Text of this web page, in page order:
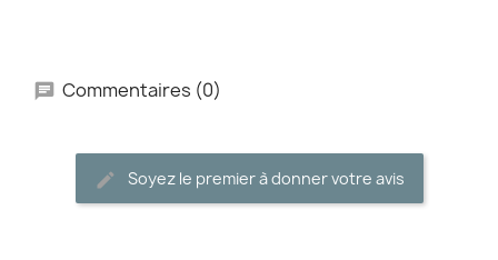
Commentaires (0)
Soyez le premier à donner votre avis